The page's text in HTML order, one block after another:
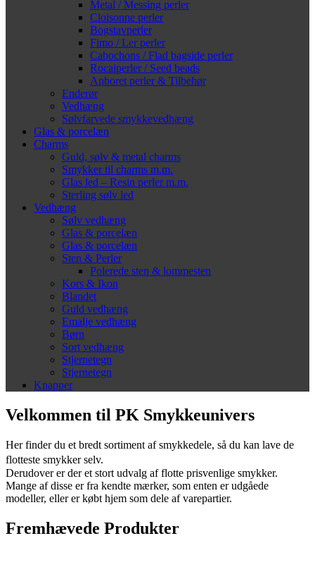
Metal / Messing perler
Cloisonne perler
Bogstavperler
Fimo / Ler perler
Cabochons / Flad bagside perler
Rocaiperler / Seed beads
Anboret perler & Tilbehør
Enderør
Vedhæng
Sølvfarvede smykkevedhæng
Glas & porcelæn
Charms
Guld, sølv & metal charms
Smykker til charms m.m.
Glas led – Resin perler m.m.
Sterling sølv led
Vedhæng
Sølv vedhæng
Glas & porcelæn
Glas & porcelæn
Sten & Perler
Polerede sten & lommesten
Kors & Ikon
Blandet
Guld vedhæng
Emalje vedhæng
Børn
Sort vedhæng
Stjernetegn
Stjernetegn
Knapper
Velkommen til PK Smykkeunivers
Her finder du et bredt sortiment af smykkedele, så du kan lave de
flotteste smykker selv.
Derudover er der et stort udvalg af flotte prisvenlige smykker.
Mange af disse er fra kendte mærker, som enten er udgåede
modeller, eller er købt hjem som dele af varepartier.
Fremhævede Produkter